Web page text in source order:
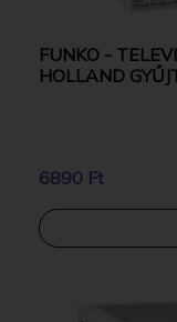
FUNKO -
HOLLAND
6890 Ft